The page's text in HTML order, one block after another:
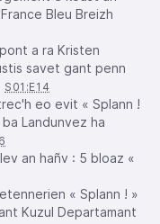
Bleu Breizh
a ra Kristen
savet gant penn
S01:E14
eo evit « Splann !
Landunvez ha
an hañv : 5 bloaz «
« Splann ! »
Kuzul Departamant